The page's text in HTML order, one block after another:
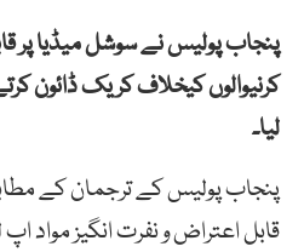
پنجاب پولیس نے سوشل میڈیا پر
لیا۔